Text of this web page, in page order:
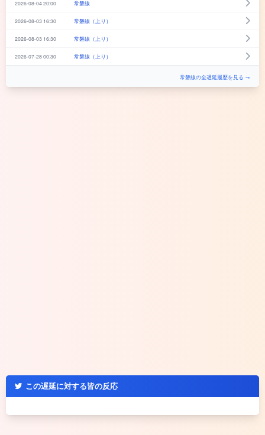
2026-08-04 20:00 常磐線
2026-08-03 16:30 常磐線（上り）
2026-08-03 16:30 常磐線（上り）
2026-07-28 00:30 常磐線（上り）
常磐線の全遅延履歴を見る →
この遅延に対する皆の反応